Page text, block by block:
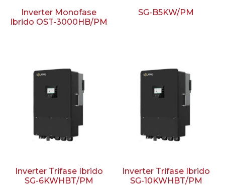
Inverter Monofase
Ibrido OST-3000HB/PM
SG-B5KW/PM
Inverter Trifase Ibrido
SG-6KWHBT/PM
Inverter Trifase Ibrido
SG-10KWHBT/PM